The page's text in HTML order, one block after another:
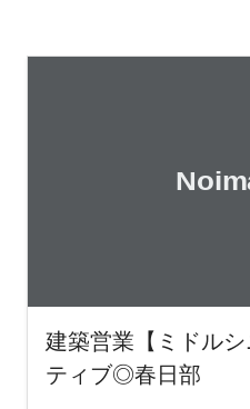
建築営業【ミドル
ティブ◎春日部